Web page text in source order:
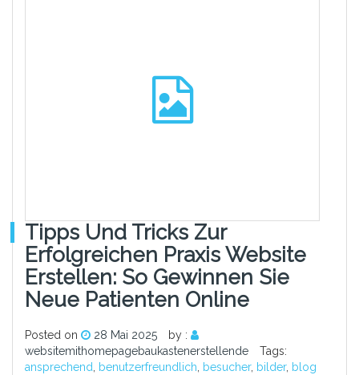
Tipps Und Tricks Zur
Erfolgreichen Praxis Website
Erstellen: So Gewinnen Sie
Neue Patienten Online
Posted on 28 Mai 2025
by :
websitemithomepagebaukastenerstellende
Tags:
ansprechend
benutzerfreundlich besucher, bilder, blog